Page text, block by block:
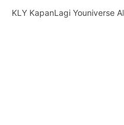
KLY KapanLagi Youniverse